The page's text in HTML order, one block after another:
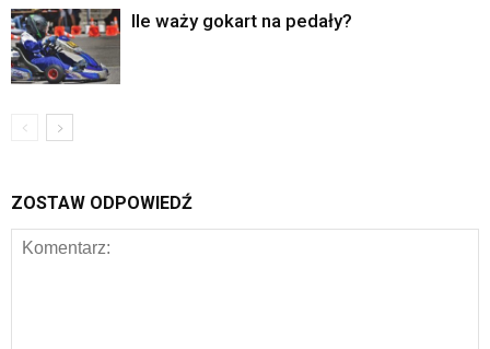
Ile waży gokart na pedały?
ZOSTAW ODPOWIEDŹ